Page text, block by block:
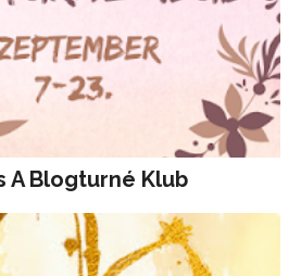
A Blogturné Klub